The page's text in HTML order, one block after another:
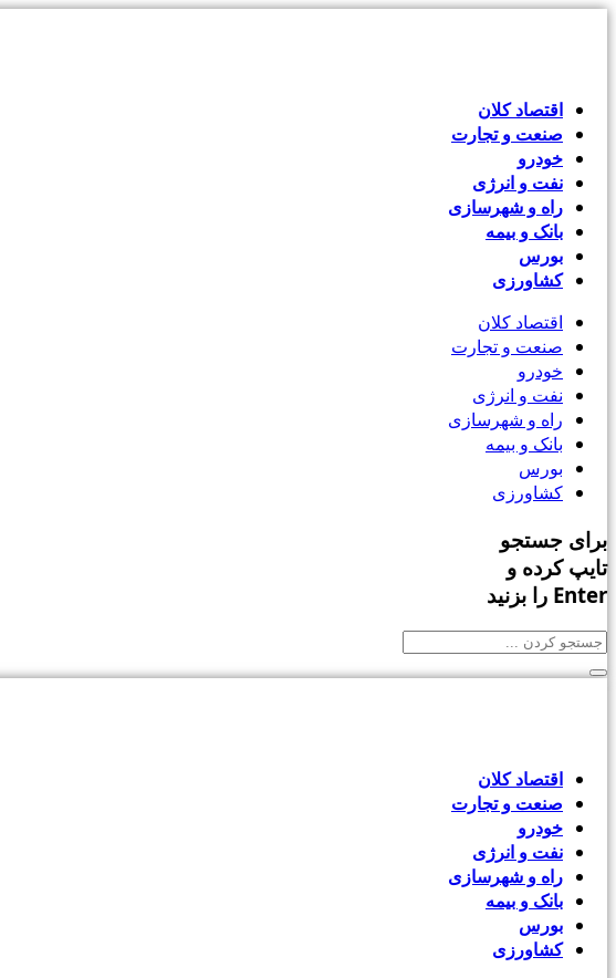
اقتصاد کلان
صنعت و تجارت
خودرو
نفت و انرژی
راه و شهرسازی
بانک و بیمه
بورس
کشاورزی
اقتصاد کلان
صنعت و تجارت
خودرو
نفت و انرژی
راه و شهرسازی
بانک و بیمه
بورس
کشاورزی
برای جستجو
تایپ کرده و
Enter را بزنید
اقتصاد کلان
صنعت و تجارت
خودرو
نفت و انرژی
راه و شهرسازی
بانک و بیمه
بورس
کشاورزی